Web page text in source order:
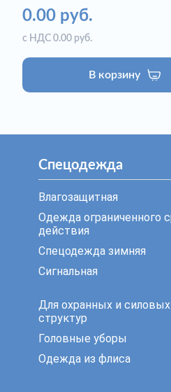
0.00 руб.
с НДС 0.00 руб.
В корзину
Спецодежда
Влагозащитная
Одежда ограниченного
действия
Спецодежда зимняя
Сигнальная
Для охранных и силовых
структур
Головные уборы
Одежда из флиса